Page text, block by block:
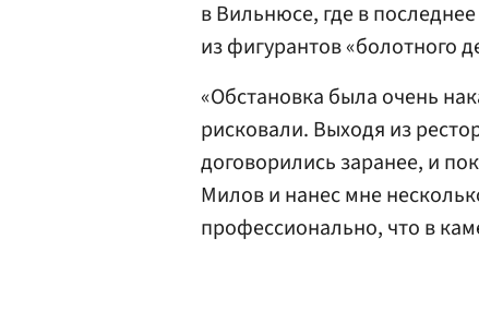
в Вильнюсе, где в
из фигурантов «болотного
«Обстановка была очень
рисковали. Выходя из
договорились заранее, и
Милов и нанес мне
профессионально, что в